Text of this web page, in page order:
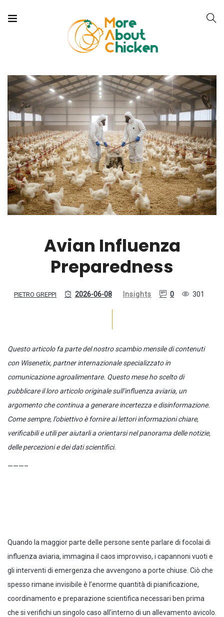
Avian Influenza
Preparedness
PIETRO GREPPI 2026-06-08 Insights 0 301
Questo articolo fa parte del nostro scambio mensile di contenuti
con Wisenetix, partner internazionale specializzato in
comunicazione agroalimentare. Questo mese ho scelto di
pubblicare il loro articolo originale sull’influenza aviaria, un
argomento che continua a generare incertezza e disinformazione.
Come sempre, l’obiettivo è fornire ai lettori informazioni chiare,
verificabili e utili per aiutarli a orientarsi nel panorama delle notizie,
delle percezioni e dei dati scientifici.
———–
Quando la maggior parte delle persone sente parlare di focolai di
influenza aviaria, immagina il caos improvviso, i capannoni vuoti e
gli interventi di emergenza che avvengono a porte chiuse. Ciò che
spesso rimane invisibile è l’enorme quantità di pianificazione,
coordinamento e preparazione scientifica necessari ben prima
che si verifichi un singolo caso all’interno di un allevamento avicolo.